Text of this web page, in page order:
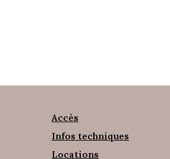
Accès
Infos techniques
Locations